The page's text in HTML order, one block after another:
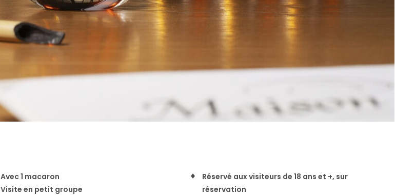
Avec 1 macaron
Visite en petit groupe
Réservé aux visiteurs de 18 ans et +, sur
réservation